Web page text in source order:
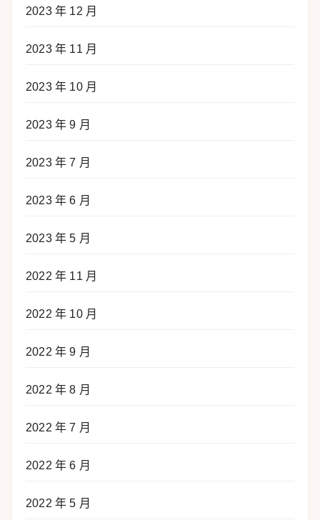
2023 年 12 月
2023 年 11 月
2023 年 10 月
2023 年 9 月
2023 年 7 月
2023 年 6 月
2023 年 5 月
2022 年 11 月
2022 年 10 月
2022 年 9 月
2022 年 8 月
2022 年 7 月
2022 年 6 月
2022 年 5 月